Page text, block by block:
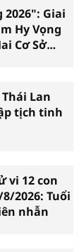
2026": Giai
Hy Vọng
Cơ Sở
Thái Lan
tịch tinh
vi 12 con
2026: Tuổi
nhẫn